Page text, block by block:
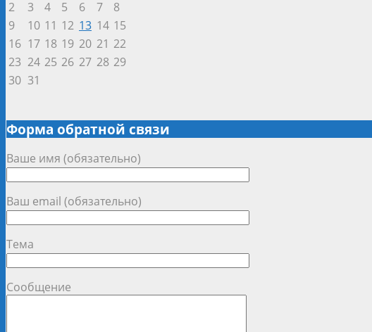
2
3 4 5 6 7
8
9
10 11 12 13 14 15
16 17 18 19 20 21 22
23 24 25 26 27 28 29
30 31
Форма обратной связи
Ваше имя (обязательно)
Ваш email (обязательно)
Тема
Сообщение